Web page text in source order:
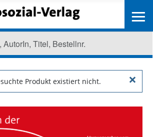
×
Produkt existiert nicht.
≡